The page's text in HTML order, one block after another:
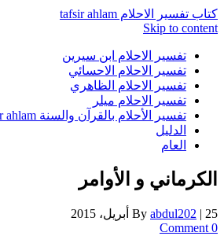
كتاب تفسير الاحلام tafsir ahlam
Skip to content
تفسير الاحلام ابن سيرين
تفسير الاحلام الاحسائي
تفسير الاحلام الظاهري
تفسير الاحلام ميلر
تفسير الأحلام بالقرآن والسنة tafsir ahlam
الدليل
العام
الكرماني و الأوامر
By abdul202 | 25 أبريل، 2015
0 Comment